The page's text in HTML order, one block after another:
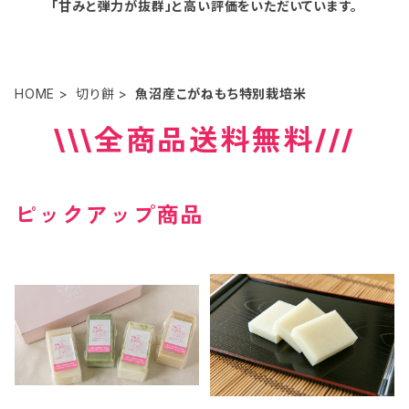
「甘みと弾力が抜群」と高い評価をいただいています。
HOME 切り餅 魚沼産こがねもち特別栽培米
\\\全商品送料無料///
ピックアップ商品